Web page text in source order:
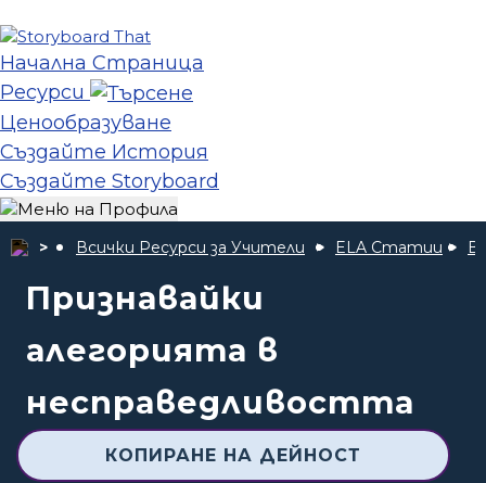
Начална Страница
Ресурси
Ценообразуване
Създайте История
Създайте Storyboard
Всички Ресурси за Учители ELA Статии
Признавайки
алегорията в
несправедливостта
КОПИРАНЕ НА ДЕЙНОСТ